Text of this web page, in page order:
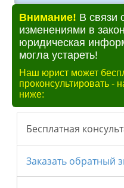
Внимание! В связи
изменениями в
юридическая
могла устареть!
Наш юрист может
проконсультировать -
ниже: